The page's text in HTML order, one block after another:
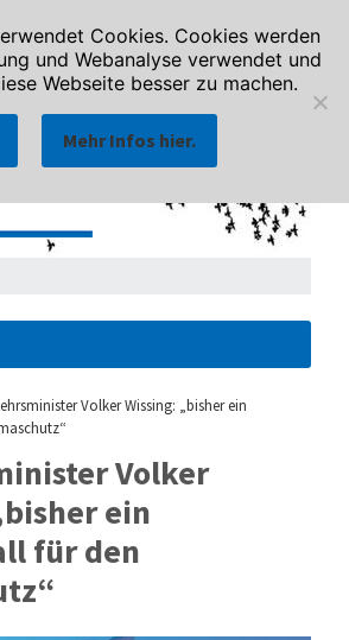
Volker Wissing: „bisher ein
Volker
ein
für den
Cookies. Cookies werden
und Webanalyse verwendet und
Webseite besser zu machen.
Mehr Infos hier.